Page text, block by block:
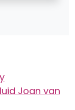
Joan van